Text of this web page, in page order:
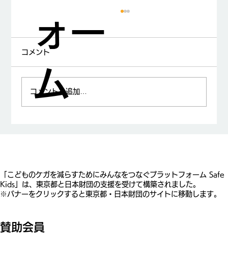
ォー
ム
コメント
コメントを追加…
​「こどものケガを減らすためにみんなをつなぐプラットフォーム Safe
Kids」は、東京都と日本財団の支援を受けて構築されました。
※バナーをクリックすると東京都・日本財団のサイトに移動します。
賛助会員